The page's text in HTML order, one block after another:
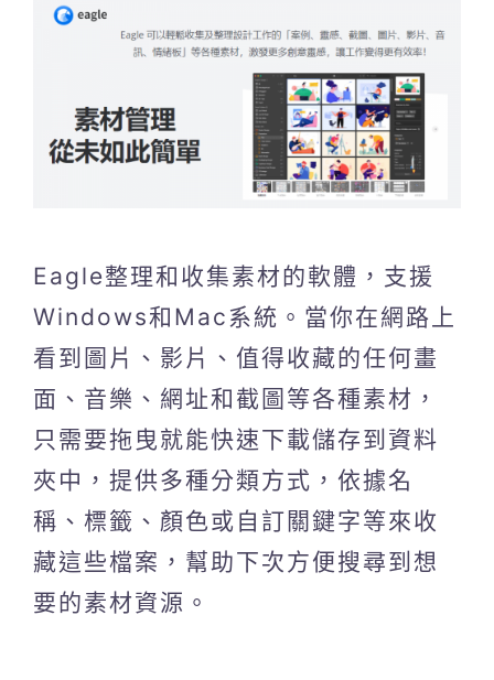
Eagle整理和收集素材的軟體，支援
Windows和Mac系統。當你在網路上
看到圖片、影片、值得收藏的任何畫
面、音樂、網址和截圖等各種素材，
只需要拖曳就能快速下載儲存到資料
夾中，提供多種分類方式，依據名
稱、標籤、顏色或自訂關鍵字等來收
藏這些檔案，幫助下次方便搜尋到想
要的素材資源。